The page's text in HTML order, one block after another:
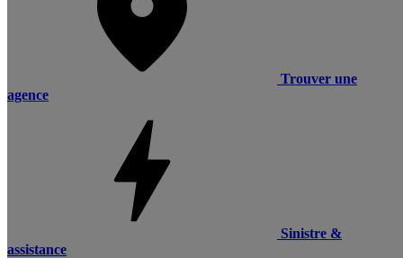
Trouver une
agence
Sinistre &
assistance